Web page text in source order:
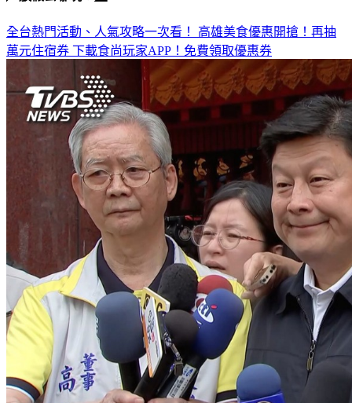
全台熱門活動、人氣攻略一次看！ 高雄美食優惠開搶！再抽
萬元住宿券 下載食尚玩家APP！免費領取優惠券